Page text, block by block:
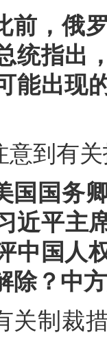
前，俄
统指出
能出现
意到有
国国务
近平主
中国人
除？中
关制裁